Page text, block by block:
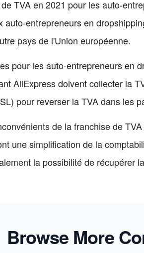
TVA en 2021 pour les auto-
auto-entrepreneurs en
pays de l'Union européenne.
pour les auto-entrepreneurs en
AliExpress doivent collecter la
pour reverser la TVA dans les
de la franchise de
une simplification de la
la possibilité de récupérer
Browse More